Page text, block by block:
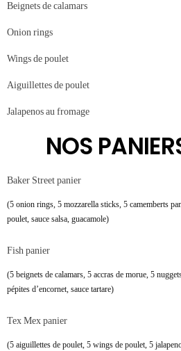
Beignets de calamars
Onion rings
Wings de poulet
Aiguillettes de poulet
Jalapenos au fromage
NOS
Baker Street panier
(5 onion rings, 5 mozzarella sticks, 5 camemberts
poulet, sauce salsa, guacamole)
Fish panier
(5 beignets de calamars, 5 accras de morue, 5
pépites d’encornet, sauce tartare)
Tex Mex panier
(5 aiguillettes de poulet, 5 wings de poulet, 5